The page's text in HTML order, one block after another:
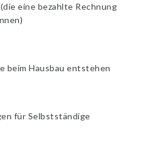
eine bezahlte Rechnung
beim Hausbau entstehen
für Selbstständige